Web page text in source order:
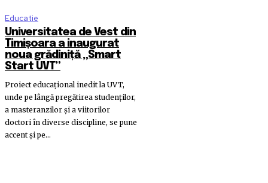
Educatie
Universitatea de Vest din
Timișoara a inaugurat
noua grădiniță „Smart
Start UVT”
Proiect educațional inedit la UVT,
unde pe lângă pregătirea studenților,
a masteranzilor și a viitorilor
doctori în diverse discipline, se pune
accent și pe...